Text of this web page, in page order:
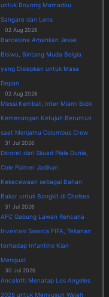
untuk Boyong Mamadou
Sangare dari Lens
02 Aug 2026
Barcelona Amankan Jesse
Bisiwu, Bintang Muda Belgia
yang Disiapkan untuk Masa
Depan
02 Aug 2026
Messi Kembali, Inter Miami Bidik
Kemenangan Ketujuh Beruntun
saat Menjamu Columbus Crew
31 Jul 2026
Dicoret dari Skuad Piala Dunia,
Cole Palmer Jadikan
Kekecewaan sebagai Bahan
Bakar untuk Bangkit di Chelsea
31 Jul 2026
AFC Gabung Lawan Rencana
Investasi Swasta FIFA, Tekanan
terhadap Infantino Kian
Menguat
30 Jul 2026
Ancelotti Menatap Los Angeles
2028 untuk Menyusun Wajah